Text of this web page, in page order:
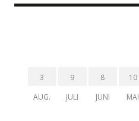
3
AUG.
9
JULI
8
JUNI
10
MAI